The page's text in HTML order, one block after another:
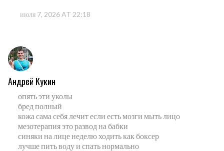
июля 7, 2026 AT 22:18
Андрей Кукин
опять эти уколы
бред полный
кожа сама себя лечит если есть мозги мыть лицо
мезотерапия это развод на бабки
синяки на лице неделю ходить как боксер
лучше пить воду и спать нормально